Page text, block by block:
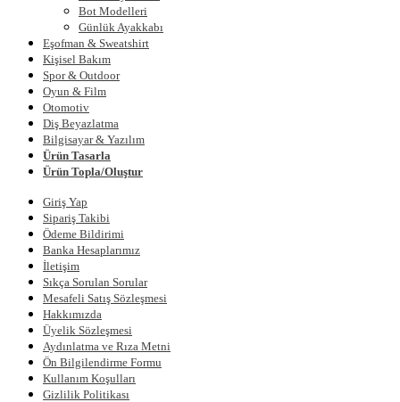
Bot Modelleri
Günlük Ayakkabı
Eşofman & Sweatshirt
Kişisel Bakım
Spor & Outdoor
Oyun & Film
Otomotiv
Diş Beyazlatma
Bilgisayar & Yazılım
Ürün Tasarla
Ürün Topla/Oluştur
Giriş Yap
Sipariş Takibi
Ödeme Bildirimi
Banka Hesaplarımız
İletişim
Sıkça Sorulan Sorular
Mesafeli Satış Sözleşmesi
Hakkımızda
Üyelik Sözleşmesi
Aydınlatma ve Rıza Metni
Ön Bilgilendirme Formu
Kullanım Koşulları
Gizlilik Politikası